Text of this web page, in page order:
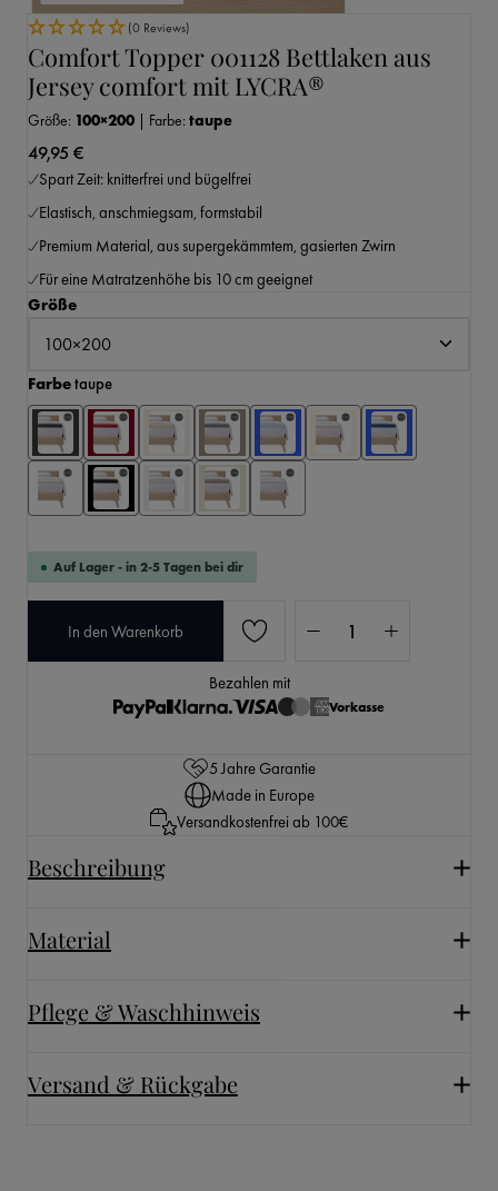
(0 Reviews)
Comfort Topper 001128 Bettlaken aus
Jersey comfort mit LYCRA®
Größe: 100×200 | Farbe: taupe
49,95 €
Spart Zeit: knitterfrei und bügelfrei
Elastisch, anschmiegsam, formstabil
Premium Material, aus supergekämmtem, gasierten Zwirn
Für eine Matratzenhöhe bis 10 cm geeignet
Größeauswählen
Farbeauswählen
taupe
Auf Lager - in 2-5 Tagen bei dir
In den Warenkorb
Bezahlen mit
Vorkasse
5 Jahre Garantie
Made in Europe
Versandkostenfrei ab 100€
Beschreibung
Material
Pflege & Waschhinweis
Versand & Rückgabe